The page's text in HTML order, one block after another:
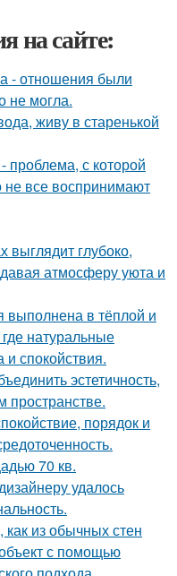
на сайте:
- отношения были
не могла.
живу в старенькой
с которой
не все воспринимают
выглядит глубоко,
атмосферу уюта и
выполнена в тёплой и
натуральные
спокойствия.
эстетичность,
пространстве.
порядок и
70 кв.
удалось
из обычных стен
с помощью